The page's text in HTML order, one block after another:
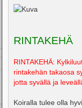
RINTAKEHÄ
RINTAKEHÄ:
rintakehän takaosa
jotta syvällä ja
Koiralla tulee olla